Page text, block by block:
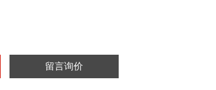
留言询价